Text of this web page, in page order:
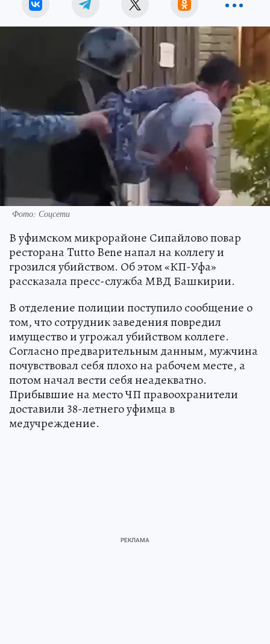
Фото: Соцсети
В уфимском микрорайоне Сипайлово повар
ресторана Tutto Bene напал на коллегу и
грозился убийством. Об этом «КП-Уфа»
рассказала пресс-служба МВД Башкирии.
В отделение полиции поступило сообщение о
том, что сотрудник заведения повредил
имущество и угрожал убийством коллеге.
Согласно предварительным данным, мужчина
почувствовал себя плохо на рабочем месте, а
потом начал вести себя неадекватно.
Прибывшие на место ЧП правоохранители
доставили 38-летнего уфимца в
медучреждение.